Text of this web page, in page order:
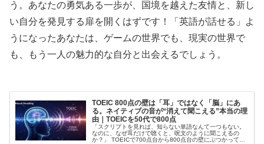
う。あなたの勇気ある一歩が、国境を越えた友情と、新し
い自分を発見する扉を開くはずです！「英語が話せる」よ
うになったあなたは、ゲームの世界でも、現実の世界で
も、もう一人の魅力的な自分と出会えるでしょう。
TOEIC 800点の壁は「耳」ではなく「脳」にあ
る。ネイティブの音が“消えて聞こえる”本当の理
由｜TOEICを50代で800点
「スクリプトを見れば、知らない単語なんて一つもない。
なのに、なぜ耳だけで聴くと、呪文のように聞こえるの
か？」 TOEICで700点台から800点台の壁にぶつかってい